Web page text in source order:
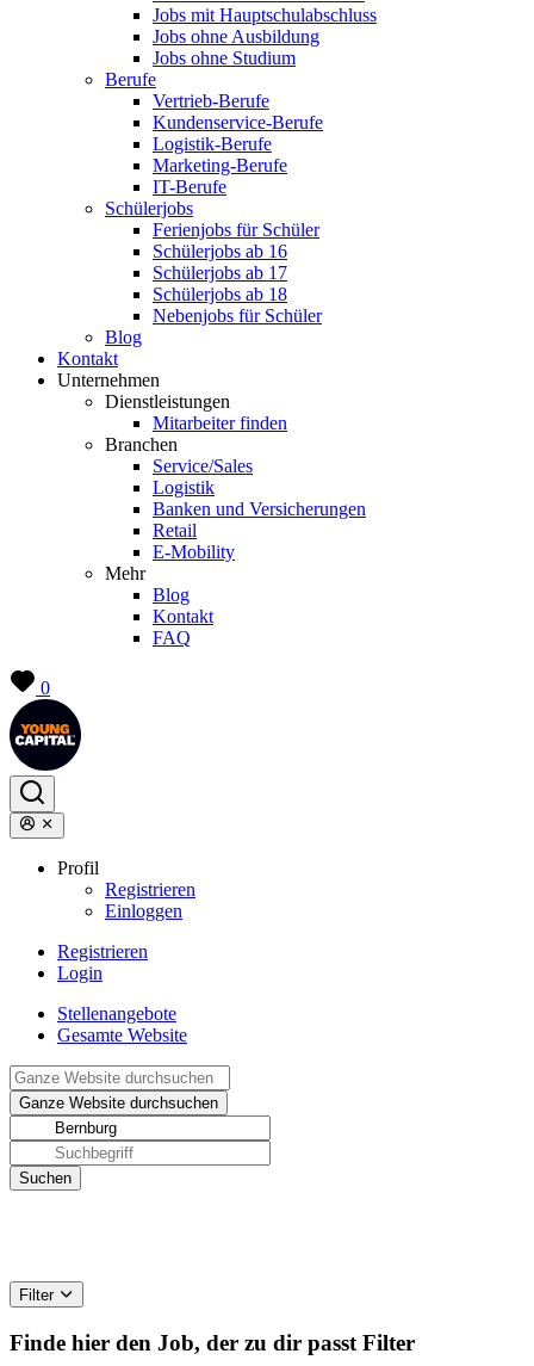
Jobs mit Hauptschulabschluss
Jobs ohne Ausbildung
Jobs ohne Studium
Berufe
Vertrieb-Berufe
Kundenservice-Berufe
Logistik-Berufe
Marketing-Berufe
IT-Berufe
Schülerjobs
Ferienjobs für Schüler
Schülerjobs ab 16
Schülerjobs ab 17
Schülerjobs ab 18
Nebenjobs für Schüler
Blog
Kontakt
Unternehmen
Dienstleistungen
Mitarbeiter finden
Branchen
Service/Sales
Logistik
Banken und Versicherungen
Retail
E-Mobility
Mehr
Blog
Kontakt
FAQ
0
Profil
Registrieren
Einloggen
Registrieren
Login
Stellenangebote
Gesamte Website
Filter
Finde hier den Job, der zu dir passt Filter